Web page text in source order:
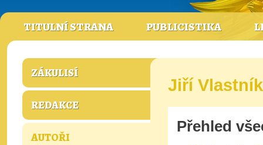
TITULNÍ STRANA PUBLICISTIKA
ZÁKULISÍ
REDAKCE
AUTOŘI
Jiří Vlastník
Přehled